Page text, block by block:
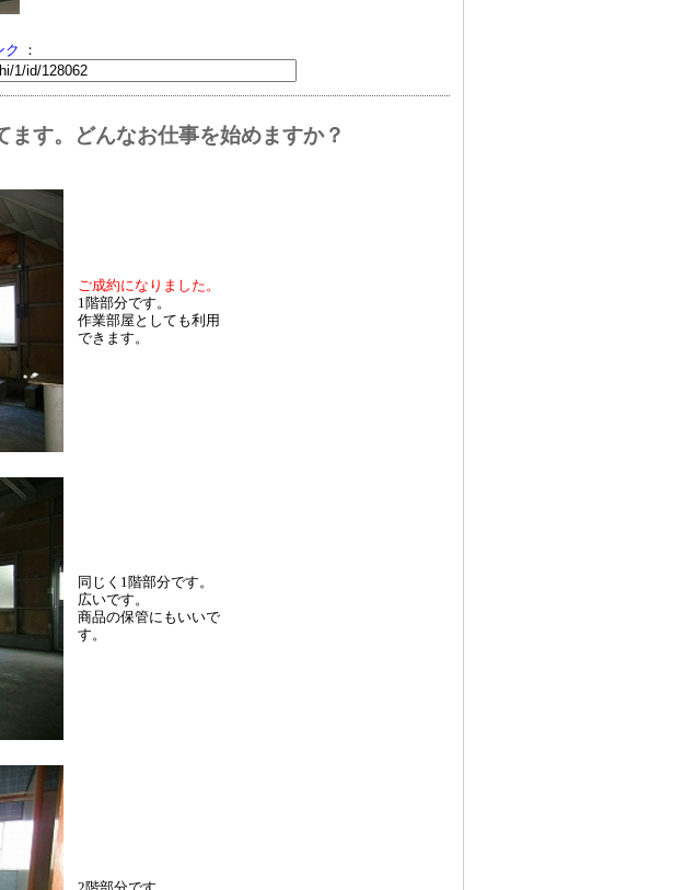
ク ：
す。どんなお仕事を始めますか？
ご成約になりました。
1階部分です。
作業部屋としても利用
できます。
同じく1階部分です。
広いです。
商品の保管にもいいで
す。